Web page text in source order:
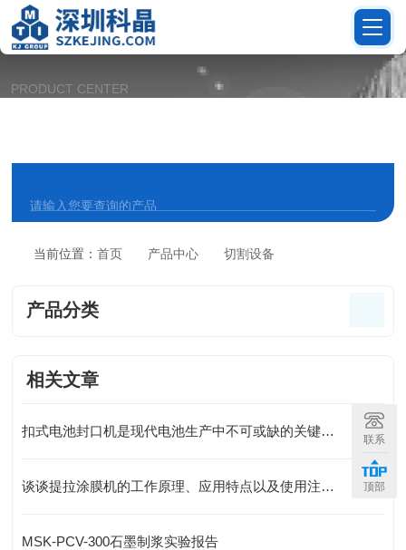
PRODUCT CENTER
当前位置：首页 产品中心 切割设备
产品分类
相关文章
扣式电池封口机是现代电池生产中不可或缺的关键工具
谈谈提拉涂膜机的工作原理、应用特点以及使用注意事项
MSK-PCV-300石墨制浆实验报告
联系
顶部